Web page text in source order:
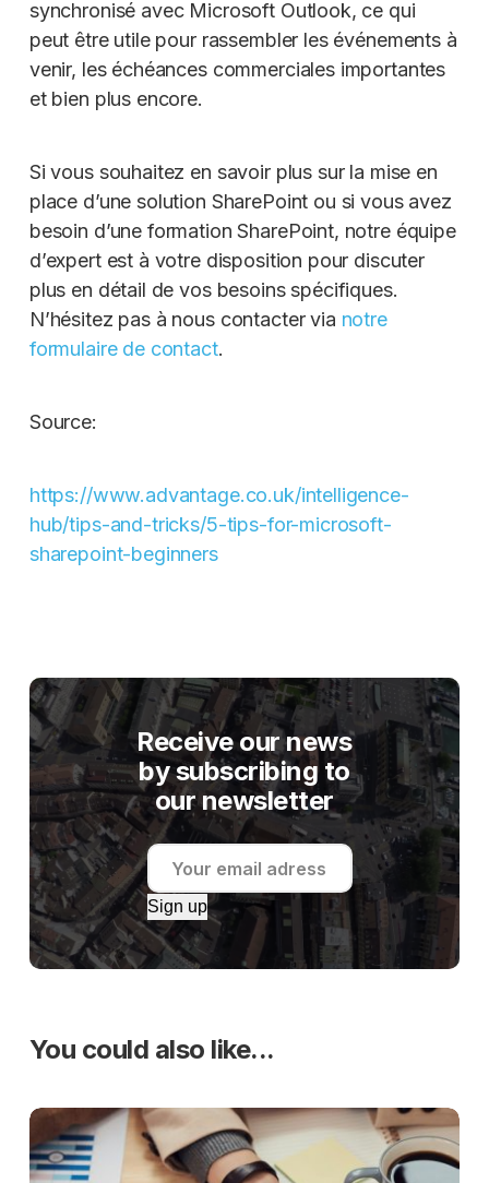
synchronisé avec Microsoft Outlook, ce qui
peut être utile pour rassembler les événements à
venir, les échéances commerciales importantes
et bien plus encore.
Si vous souhaitez en savoir plus sur la mise en
place d’une solution SharePoint ou si vous avez
besoin d’une formation SharePoint, notre équipe
d’expert est à votre disposition pour discuter
plus en détail de vos besoins spécifiques.
N’hésitez pas à nous contacter via notre
formulaire de contact.
Source:
https://www.advantage.co.uk/intelligence-
hub/tips-and-tricks/5-tips-for-microsoft-
sharepoint-beginners
Receive our news
by subscribing to
our newsletter
Sign up
You could also like...